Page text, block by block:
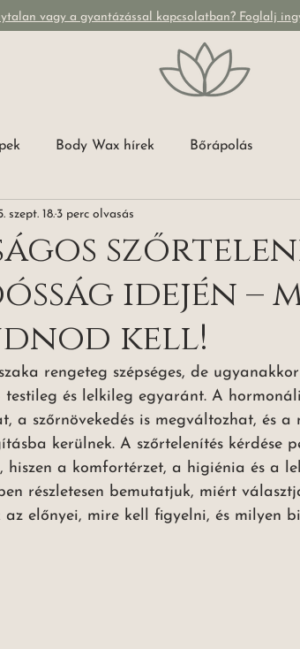
vagy a gyantázással kapcsolatban? Foglalj
Body Wax hírek Bőrápolás
idején –
kell!
szept. 18. 3 perc olvasás
rengeteg szépséges, de
testileg és lelkileg egyaránt. A
a szőrnövekedés is megváltozhat, és a
kerülnek. A szőrtelenítés kérdése
hiszen a komfortérzet, a higiénia és a
részletesen bemutatjuk, miért
az előnyei, mire kell figyelni, és milyen